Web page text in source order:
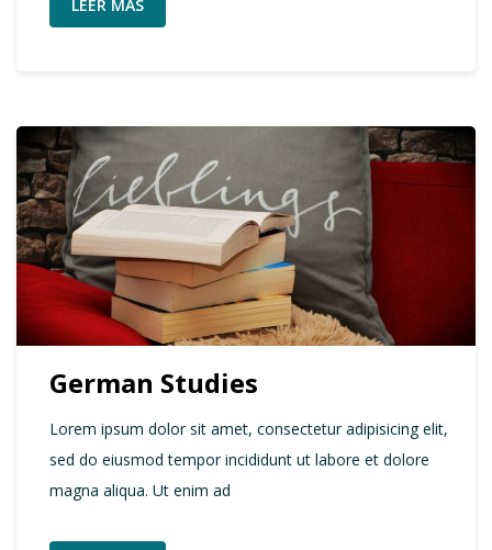
LEER MÁS
German Studies
Lorem ipsum dolor sit amet, consectetur adipisicing elit,
sed do eiusmod tempor incididunt ut labore et dolore
magna aliqua. Ut enim ad